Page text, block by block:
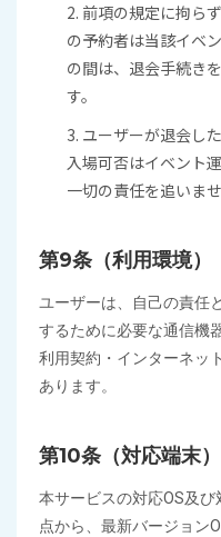
2. 前項の規定に拘ら
の予約者は当該イベ
の間は、退会手続き
す。
3. ユーザーが退会し
入場可否はイベント
一切の責任を追いませ
第9条（利用環境）
ユーザーは、自己の責任
するために必要な通信機
利用契約・インターネッ
あります。
第10条（対応端末）
本サービスの対応OS及
点から、最新バージョン